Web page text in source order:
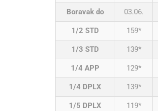
Boravak do 03.06.
1/2 STD 159*
1/3 STD 139*
1/4 APP 129*
1/4 DPLX 139*
1/5 DPLX 119*